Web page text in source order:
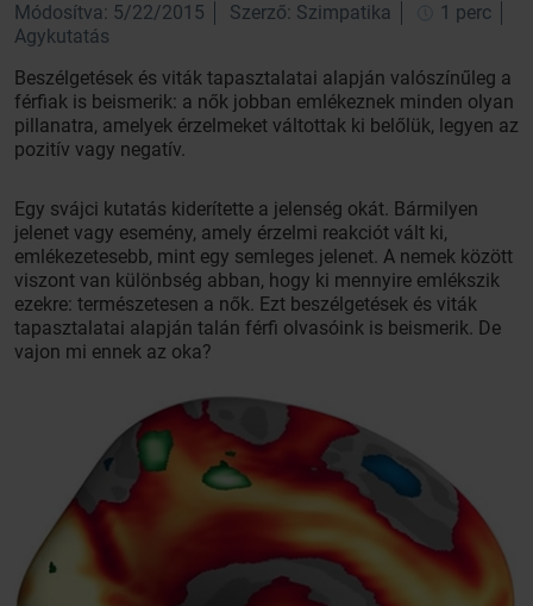
Módosítva: 5/22/2015 Szerző: Szimpatika
1 perc
Agykutatás
Beszélgetések és viták tapasztalatai alapján valószínűleg a
férfiak is beismerik: a nők jobban emlékeznek minden olyan
pillanatra, amelyek érzelmeket váltottak ki belőlük, legyen az
pozitív vagy negatív.
Egy svájci kutatás kiderítette a jelenség okát. Bármilyen
jelenet vagy esemény, amely érzelmi reakciót vált ki,
emlékezetesebb, mint egy semleges jelenet. A nemek között
viszont van különbség abban, hogy ki mennyire emlékszik
ezekre: természetesen a nők. Ezt beszélgetések és viták
tapasztalatai alapján talán férfi olvasóink is beismerik. De
vajon mi ennek az oka?